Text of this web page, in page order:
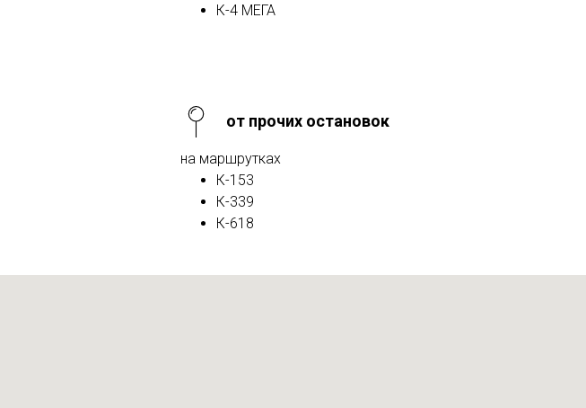
К-4 МЕГА
от прочих остановок
на маршрутках
К-153
К-339
К-618